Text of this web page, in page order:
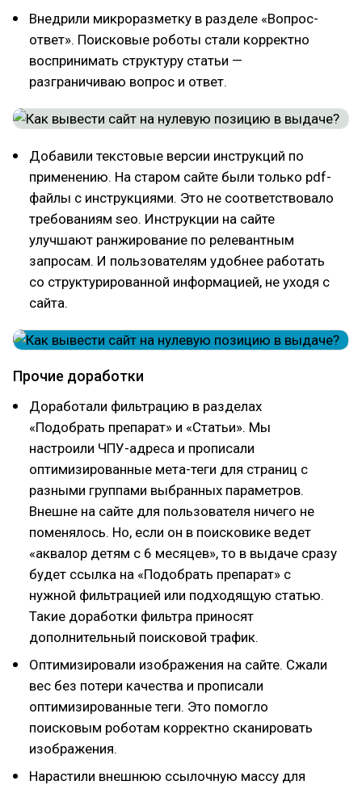
Внедрили микроразметку в разделе «Вопрос-
ответ». Поисковые роботы стали корректно
воспринимать структуру статьи —
разграничиваю вопрос и ответ.
Добавили текстовые версии инструкций по
применению. На старом сайте были только pdf-
файлы с инструкциями. Это не соответствовало
требованиям seo. Инструкции на сайте
улучшают ранжирование по релевантным
запросам. И пользователям удобнее работать
со структурированной информацией, не уходя с
сайта.
Прочие доработки
Доработали фильтрацию в разделах
«Подобрать препарат» и «Статьи». Мы
настроили ЧПУ-адреса и прописали
оптимизированные мета-теги для страниц с
разными группами выбранных параметров.
Внешне на сайте для пользователя ничего не
поменялось. Но, если он в поисковике ведет
«аквалор детям с 6 месяцев», то в выдаче сразу
будет ссылка на «Подобрать препарат» с
нужной фильтрацией или подходящую статью.
Такие доработки фильтра приносят
дополнительный поисковой трафик.
Оптимизировали изображения на сайте. Сжали
вес без потери качества и прописали
оптимизированные теги. Это помогло
поисковым роботам корректно сканировать
изображения.
Нарастили внешнюю ссылочную массу для